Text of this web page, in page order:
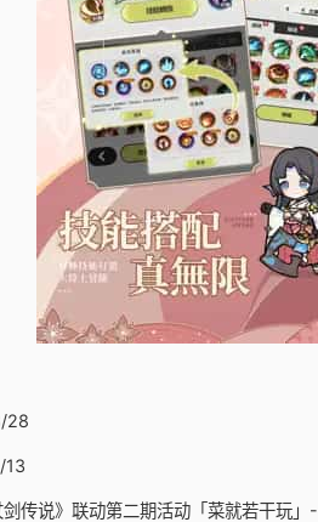
28
13
传说》联动第二期活动「菜就若干玩